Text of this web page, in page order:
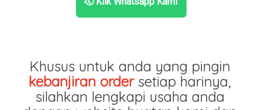
Khusus untuk anda yang pingin
kebanjiran ordersetiap harinya,
silahkan lengkapi usaha anda